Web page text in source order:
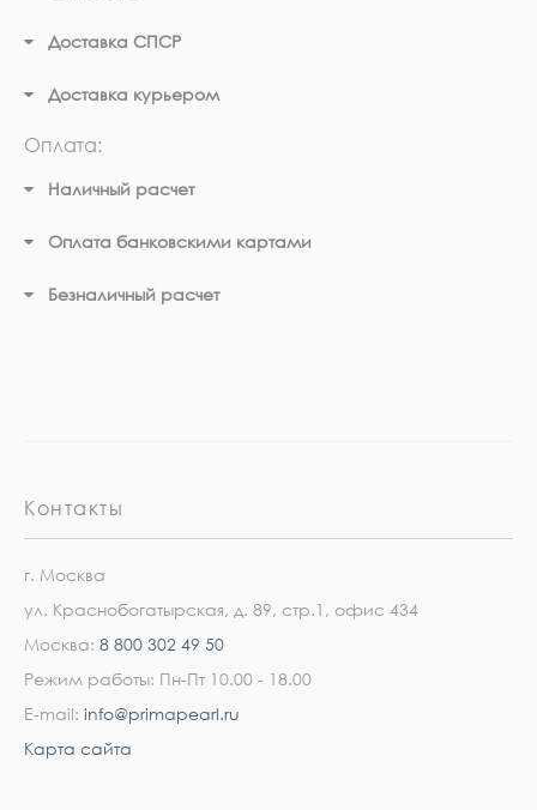
Доставка СПСР
Доставка курьером
Оплата:
Наличный расчет
Оплата банковскими картами
Безналичный расчет
Контакты
г. Москва
ул. Краснобогатырская, д. 89, стр.1, офис 434
Москва: 8 800 302 49 50
Режим работы: Пн-Пт 10.00 - 18.00
E-mail: info@primapearl.ru
Карта сайта